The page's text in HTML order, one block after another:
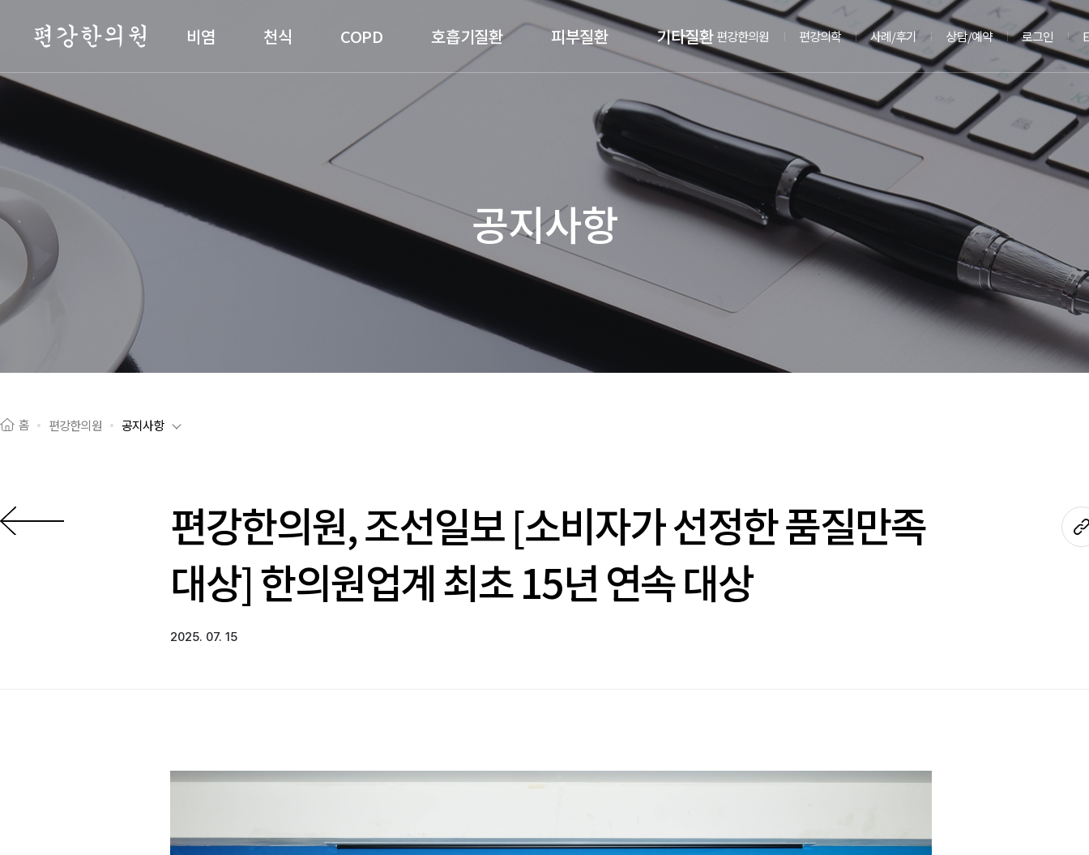
편강한의원 비염 천식 COPD 호흡기질환 피부질환 기타질환 편강한의원 편강의학 사례/후기 상담/예약 로그인
공지사항
홈 편강한의원 공지사항
이전으로
편강한의원, 조선일보 [소비자가 선정한 품질만족
대상] 한의원업계 최초 15년 연속 대상
2025. 07. 15